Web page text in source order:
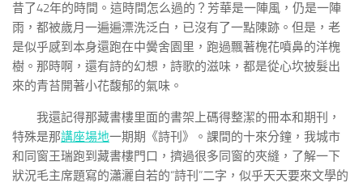
昔了42年的時間。這時間怎么過的？芳華是一陣風，仍是一陣
雨，都被歲月一遍遍漂洗泛白，已沒有了一點陳跡。但是，老
是似乎感到本身還跑在中黌舍園里，跑過飄著槐花噴鼻的洋槐
樹。那時啊，還有詩的幻想，詩歌的滋味，都是從心坎披髮出
來的青苔開著小花馥郁的氣味。
我還記得那藏書樓里面的書架上碼得整潔的冊本和期刊，
特殊是那講座場地一期期《詩刊》。課間的十來分鐘，我城市
和同窗王瑞跑到藏書樓門口，擠過很多同窗的夾縫，了解一下
狀況毛主席題寫的瀟灑自若的“詩刊”二字，似乎天天要來文學的